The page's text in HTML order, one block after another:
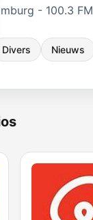
- 100.3 FM
Divers Nieuws